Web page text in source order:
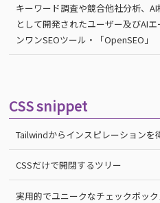
キーワード調査や競合他社分析、
として開発されたユーザー及びAI
ンワンSEOツール・「OpenSEO」
CSS snippet
Tailwindからインスピレーション
CSSだけで開閉するツリー
実用的でユニークなチェックボッ